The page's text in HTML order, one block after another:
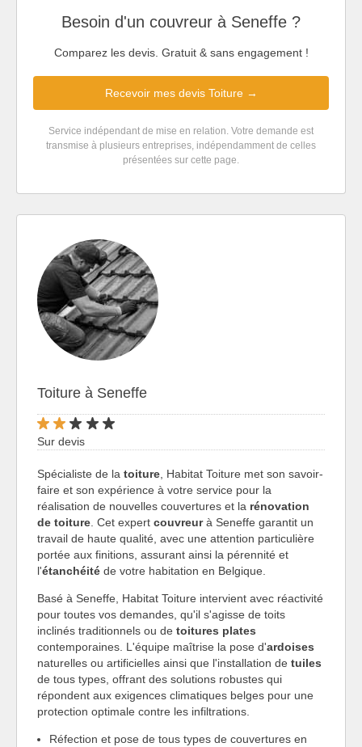
Besoin d'un couvreur à Seneffe ?
Comparez les devis. Gratuit & sans engagement !
Recevoir mes devis Toiture →
Service indépendant de mise en relation. Votre demande est
transmise à plusieurs entreprises, indépendamment de celles
présentées sur cette page.
Toiture à Seneffe
Sur devis
Spécialiste de la toiture , Habitat Toiture met son savoir-
faire et son expérience à votre service pour la
réalisation de nouvelles couvertures et la rénovation
de toiture . Cet expert couvreurà Seneffe garantit un
travail de haute qualité, avec une attention particulière
portée aux finitions, assurant ainsi la pérennité et
l'étanchéité de votre habitation en Belgique.
Basé à Seneffe, Habitat Toiture intervient avec réactivité
pour toutes vos demandes, qu'il s'agisse de toits
inclinés traditionnels ou de toitures plates
contemporaines. L'équipe maîtrise la pose d'ardoises
naturelles ou artificielles ainsi que l'installation de tuiles
de tous types, offrant des solutions robustes qui
répondent aux exigences climatiques belges pour une
protection optimale contre les infiltrations.
Réfection et pose de tous types de couvertures en